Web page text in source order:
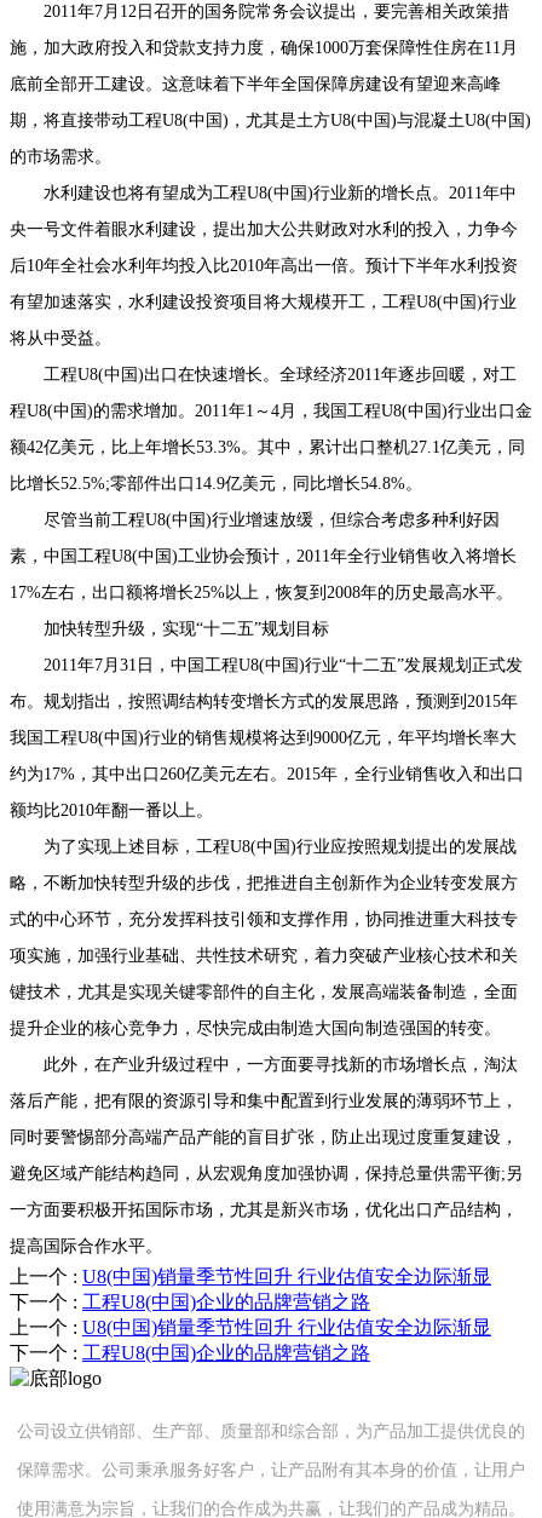
2011年7月12日召开的国务院常务会议提出，要完善相关政策措
施，加大政府投入和贷款支持力度，确保1000万套保障性住房在11月
底前全部开工建设。这意味着下半年全国保障房建设有望迎来高峰
期，将直接带动工程U8(中国)，尤其是土方U8(中国)与混凝土U8(中国)
的市场需求。
水利建设也将有望成为工程U8(中国)行业新的增长点。2011年中
央一号文件着眼水利建设，提出加大公共财政对水利的投入，力争今
后10年全社会水利年均投入比2010年高出一倍。预计下半年水利投资
有望加速落实，水利建设投资项目将大规模开工，工程U8(中国)行业
将从中受益。
工程U8(中国)出口在快速增长。全球经济2011年逐步回暖，对工
程U8(中国)的需求增加。2011年1～4月，我国工程U8(中国)行业出口金
额42亿美元，比上年增长53.3%。其中，累计出口整机27.1亿美元，同
比增长52.5%;零部件出口14.9亿美元，同比增长54.8%。
尽管当前工程U8(中国)行业增速放缓，但综合考虑多种利好因
素，中国工程U8(中国)工业协会预计，2011年全行业销售收入将增长
17%左右，出口额将增长25%以上，恢复到2008年的历史最高水平。
加快转型升级，实现“十二五”规划目标
2011年7月31日，中国工程U8(中国)行业“十二五”发展规划正式发
布。规划指出，按照调结构转变增长方式的发展思路，预测到2015年
我国工程U8(中国)行业的销售规模将达到9000亿元，年平均增长率大
约为17%，其中出口260亿美元左右。2015年，全行业销售收入和出口
额均比2010年翻一番以上。
为了实现上述目标，工程U8(中国)行业应按照规划提出的发展战
略，不断加快转型升级的步伐，把推进自主创新作为企业转变发展方
式的中心环节，充分发挥科技引领和支撑作用，协同推进重大科技专
项实施，加强行业基础、共性技术研究，着力突破产业核心技术和关
键技术，尤其是实现关键零部件的自主化，发展高端装备制造，全面
提升企业的核心竞争力，尽快完成由制造大国向制造强国的转变。
此外，在产业升级过程中，一方面要寻找新的市场增长点，淘汰
落后产能，把有限的资源引导和集中配置到行业发展的薄弱环节上，
同时要警惕部分高端产品产能的盲目扩张，防止出现过度重复建设，
避免区域产能结构趋同，从宏观角度加强协调，保持总量供需平衡;另
一方面要积极开拓国际市场，尤其是新兴市场，优化出口产品结构，
提高国际合作水平。
上一个 : U8(中国)销量季节性回升 行业估值安全边际渐显
下一个 : 工程U8(中国)企业的品牌营销之路
上一个 : U8(中国)销量季节性回升 行业估值安全边际渐显
下一个 : 工程U8(中国)企业的品牌营销之路
公司设立供销部、生产部、质量部和综合部，为产品加工提供优良的
保障需求。公司秉承服务好客户，让产品附有其本身的价值，让用户
使用满意为宗旨，让我们的合作成为共赢，让我们的产品成为精品。